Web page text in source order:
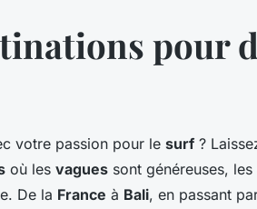
pour
votre passion pour le surf ?
où les vagues sont généreuses, les
De la France à Bali, en passant